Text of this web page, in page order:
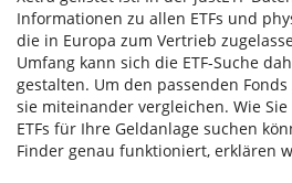
Informationen zu allen ETFs und
die in Europa zum Vertrieb
Umfang kann sich die ETF-Suche
gestalten. Um den passenden
sie miteinander vergleichen. Wie
ETFs für Ihre Geldanlage suchen
Finder genau funktioniert, erklären